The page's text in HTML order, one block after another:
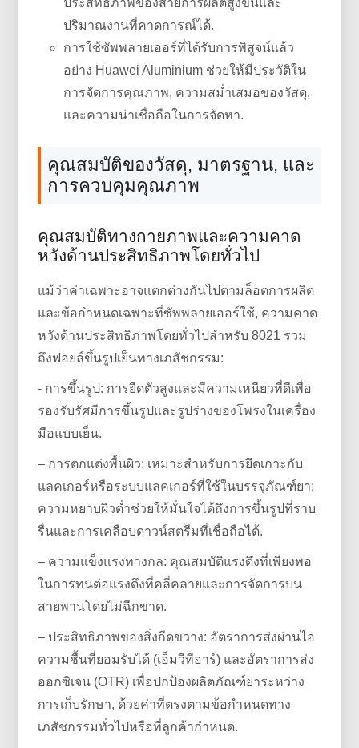
ปริมาณงานที่คาดการณ์ได้.
การใช้ซัพพลายเออร์ที่ได้รับการพิสูจน์แล้ว
อย่าง Huawei Aluminium ช่วยให้มีประวัติใน
การจัดการคุณภาพ, ความสม่ำเสมอของวัสดุ,
และความน่าเชื่อถือในการจัดหา.
คุณสมบัติของวัสดุ, มาตรฐาน, และ
การควบคุมคุณภาพ
คุณสมบัติทางกายภาพและความคาด
หวังด้านประสิทธิภาพโดยทั่วไป
แม้ว่าค่าเฉพาะอาจแตกต่างกันไปตามล็อตการผลิต
และข้อกำหนดเฉพาะที่ซัพพลายเออร์ใช้, ความคาด
หวังด้านประสิทธิภาพโดยทั่วไปสำหรับ 8021 รวม
ถึงฟอยล์ขึ้นรูปเย็นทางเภสัชกรรม:
- การขึ้นรูป: การยืดตัวสูงและมีความเหนียวที่ดีเพื่อ
รองรับรัศมีการขึ้นรูปและรูปร่างของโพรงในเครื่อง
มือแบบเย็น.
– การตกแต่งพื้นผิว: เหมาะสำหรับการยึดเกาะกับ
แลคเกอร์หรือระบบแลคเกอร์ที่ใช้ในบรรจุภัณฑ์ยา;
ความหยาบผิวต่ำช่วยให้มั่นใจได้ถึงการขึ้นรูปที่ราบ
รื่นและการเคลือบดาวน์สตรีมที่เชื่อถือได้.
– ความแข็งแรงทางกล: คุณสมบัติแรงดึงที่เพียงพอ
ในการทนต่อแรงดึงที่คลี่คลายและการจัดการบน
สายพานโดยไม่ฉีกขาด.
– ประสิทธิภาพของสิ่งกีดขวาง: อัตราการส่งผ่านไอ
ความชื้นที่ยอมรับได้ (เอ็มวีทีอาร์) และอัตราการส่ง
ออกซิเจน (OTR) เพื่อปกป้องผลิตภัณฑ์ยาระหว่าง
การเก็บรักษา, ด้วยค่าที่ตรงตามข้อกำหนดทาง
เภสัชกรรมทั่วไปหรือที่ลูกค้ากำหนด.